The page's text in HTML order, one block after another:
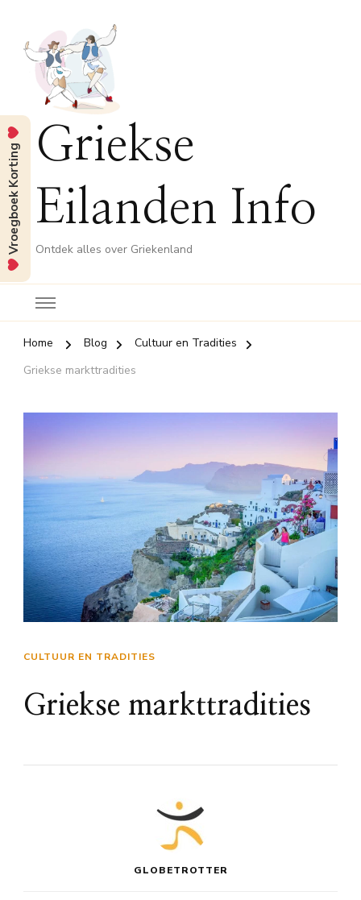
Griekse
Eilanden Info
Ontdek alles over Griekenland
Home Blog
Cultuur en Tradities
Griekse markttradities
CULTUUR EN TRADITIES
Griekse markttradities
GLOBETROTTER
Vroegboek Korting